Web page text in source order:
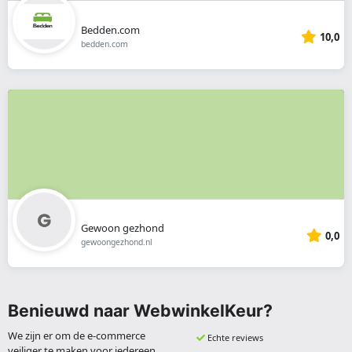
Bedden.com
bedden.com 10,0
Gewoon gezhond
gewoongezhond.nl 0,0
Benieuwd naar WebwinkelKeur?
We zijn er om de e-commerce
Echte reviews